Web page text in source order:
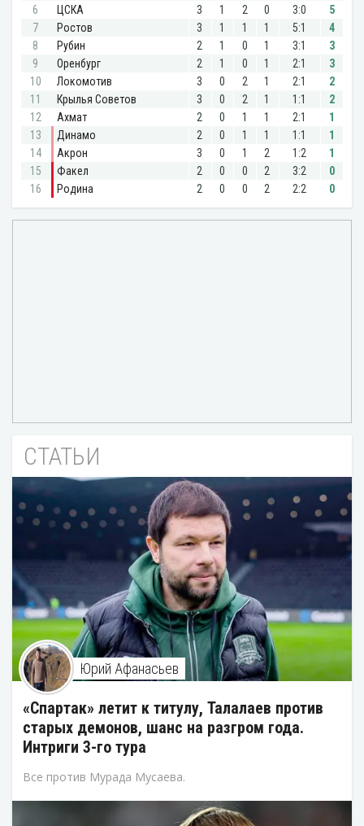
СТАТЬИ
Юрий Афанасьев
«Спартак» летит к титулу, Талалаев против
старых демонов, шанс на разгром года.
Интриги 3-го тура
Все против Мурада Мусаева.